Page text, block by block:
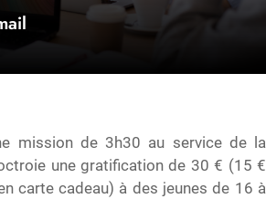
mission de 3h30 au service de la
une gratification de 30 € (15 €
carte cadeau) à des jeunes de 16 à